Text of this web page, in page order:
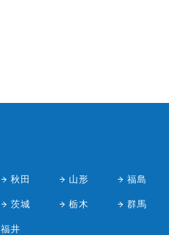
秋田 山形 福島
茨城 栃木 群馬
福井